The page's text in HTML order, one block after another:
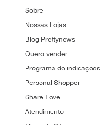
Sobre
Nossas Lojas
Blog Prettynews
Quero vender
Programa de indicações
Personal Shopper
Share Love
Atendimento